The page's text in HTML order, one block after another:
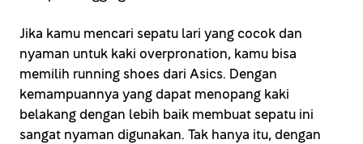
Jika kamu mencari sepatu lari yang cocok dan
nyaman untuk kaki overpronation, kamu bisa
memilih running shoes dari Asics. Dengan
kemampuannya yang dapat menopang kaki
belakang dengan lebih baik membuat sepatu ini
sangat nyaman digunakan. Tak hanya itu, dengan